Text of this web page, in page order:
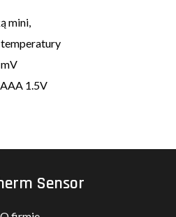
mini,
temperatury
1.5V
Sensor